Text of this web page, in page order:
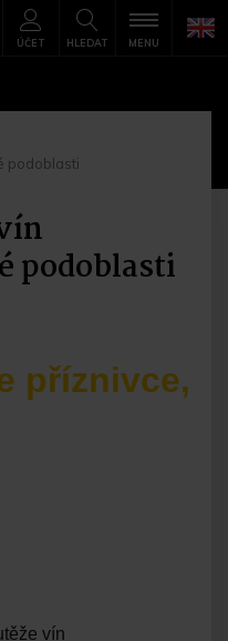
HLEDAT
ÚČET MENU
podoblasti
podoblasti
příznivce,
vín